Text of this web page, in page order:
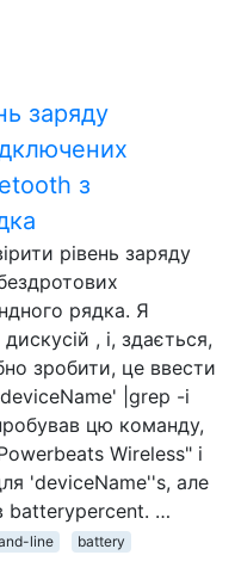
заряду
з
рівень заряду
рядка. Я
, і, здається,
зробити, це ввести
|grep -i
цю команду,
Wireless" і
'deviceName''s, але
batterypercent. …
line
battery